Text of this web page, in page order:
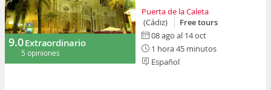
9.0Extraordinario
5 opiniones
Puerta de la Caleta
(Cádiz)
Free tours
08 ago al 14 oct
1 hora 45 minutos
Español